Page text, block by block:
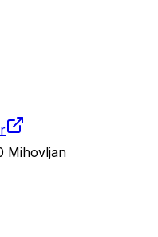
Mihovljan